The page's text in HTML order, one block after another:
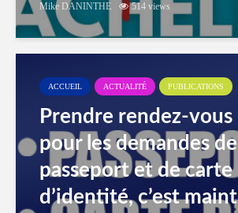
Mike DANINTHE 514 views
ACCUEIL ACTUALITÉ PUBLICATIONS
Prendre rendez-vous
pour les demandes de
passeport et de carte
d’identité, c’est